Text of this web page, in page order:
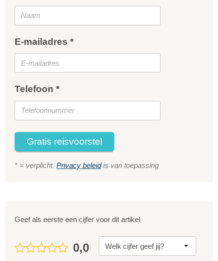
E-mailadres *
Telefoon *
Gratis reisvoorstel
* = verplicht. Privacy beleidis van toepassing
Geef als eerste een cijfer voor dit artikel
0,0